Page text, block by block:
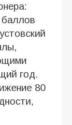
баллов
год.
80